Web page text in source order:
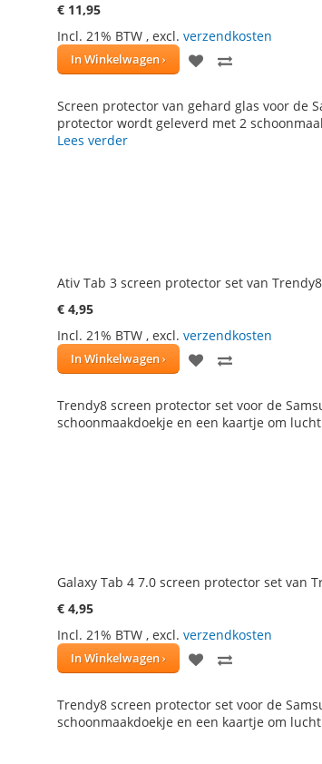
€ 11,95
Incl. 21% BTW , excl. verzendkosten
In Winkelwagen
VOEG
AANTE
Screen protector van gehard glas voor de
protector wordt geleverd met 2
Lees verder
Ativ Tab 3 screen protector set van Trendy8
€ 4,95
Incl. 21% BTW , excl. verzendkosten
In Winkelwagen
VOEG
AANTE
Trendy8 screen protector set voor de
schoonmaakdoekje en een kaartje om
Galaxy Tab 4 7.0 screen protector set van
€ 4,95
Incl. 21% BTW , excl. verzendkosten
In Winkelwagen
VOEG
AANTE
Trendy8 screen protector set voor de
schoonmaakdoekje en een kaartje om